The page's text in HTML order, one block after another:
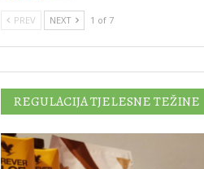
PREV NEXT 1 of 7
REGULACIJA TJELESNE TEŽINE